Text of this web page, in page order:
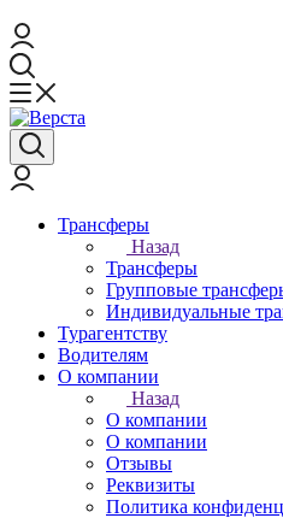
Трансферы
Назад
Трансферы
Групповые
Индивидуальные
Турагентству
Водителям
О компании
Назад
О компании
О компании
Отзывы
Реквизиты
Политика